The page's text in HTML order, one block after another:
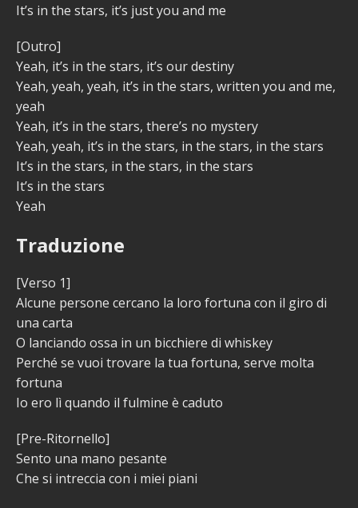
It’s in the stars, it’s just you and me
[Outro]
Yeah, it’s in the stars, it’s our destiny
Yeah, yeah, yeah, it’s in the stars, written you and me,
yeah
Yeah, it’s in the stars, there’s no mystery
Yeah, yeah, it’s in the stars, in the stars, in the stars
It’s in the stars, in the stars, in the stars
It’s in the stars
Yeah
Traduzione
[Verso 1]
Alcune persone cercano la loro fortuna con il giro di
una carta
O lanciando ossa in un bicchiere di whiskey
Perché se vuoi trovare la tua fortuna, serve molta
fortuna
Io ero lì quando il fulmine è caduto
[Pre-Ritornello]
Sento una mano pesante
Che si intreccia con i miei piani